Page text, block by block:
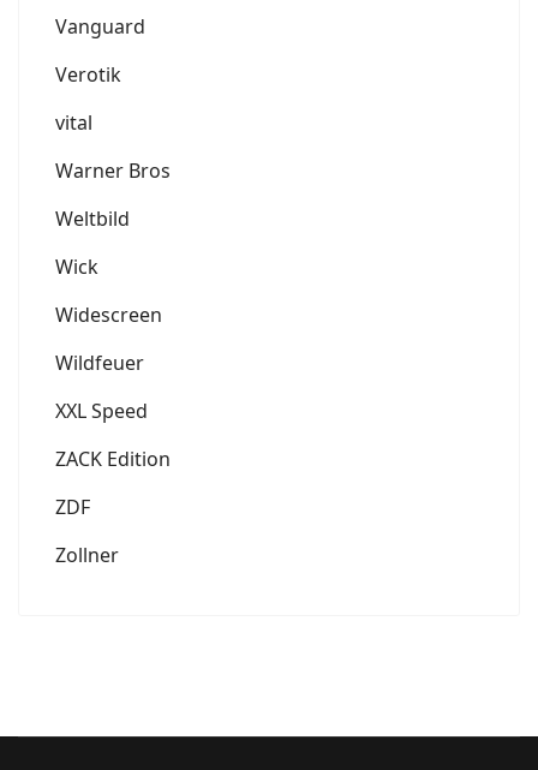
Vanguard
Verotik
vital
Warner Bros
Weltbild
Wick
Widescreen
Wildfeuer
XXL Speed
ZACK Edition
ZDF
Zollner